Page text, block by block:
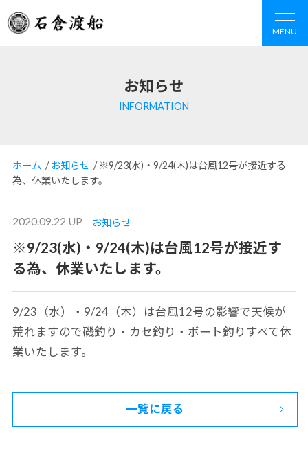
MENU
お知らせ
INFORMATION
ホーム / お知らせ/ ※9/23(水)・9/24(木)は台風12号が接近する
為、休業いたします。
2020.09.22 UP お知らせ
※9/23(水)・9/24(木)は台風12号が接近す
る為、休業いたします。
9/23（水）・9/24（木）は台風12号の影響で天候が
荒れますので磯釣り・カセ釣り・ボート釣りすべて休
業いたします。
一覧に戻る